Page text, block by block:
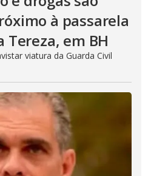
à passarela
Tereza, em BH
viatura da Guarda Civil